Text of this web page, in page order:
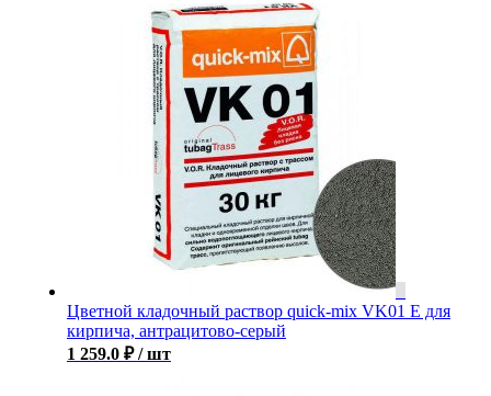
Цветной кладочный раствор quick-mix VK01 E для
кирпича, антрацитово-серый
1 259.0 ₽ / шт